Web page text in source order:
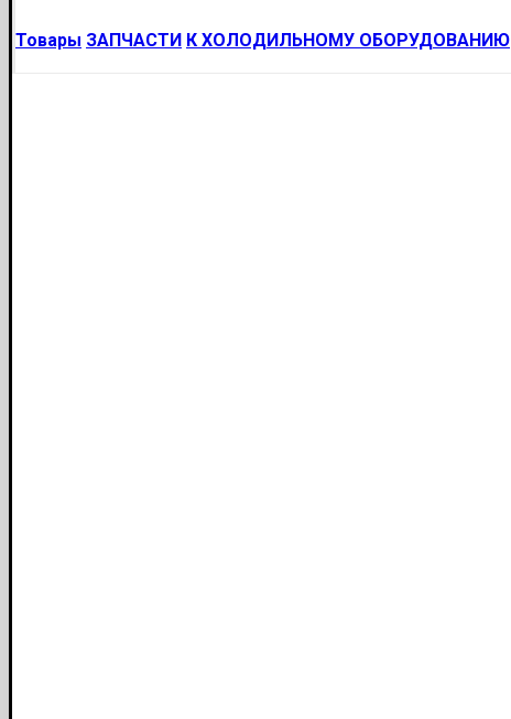
Товары ЗАПЧАСТИ К ХОЛОДИЛЬНОМУ ОБОРУДОВАНИЮ